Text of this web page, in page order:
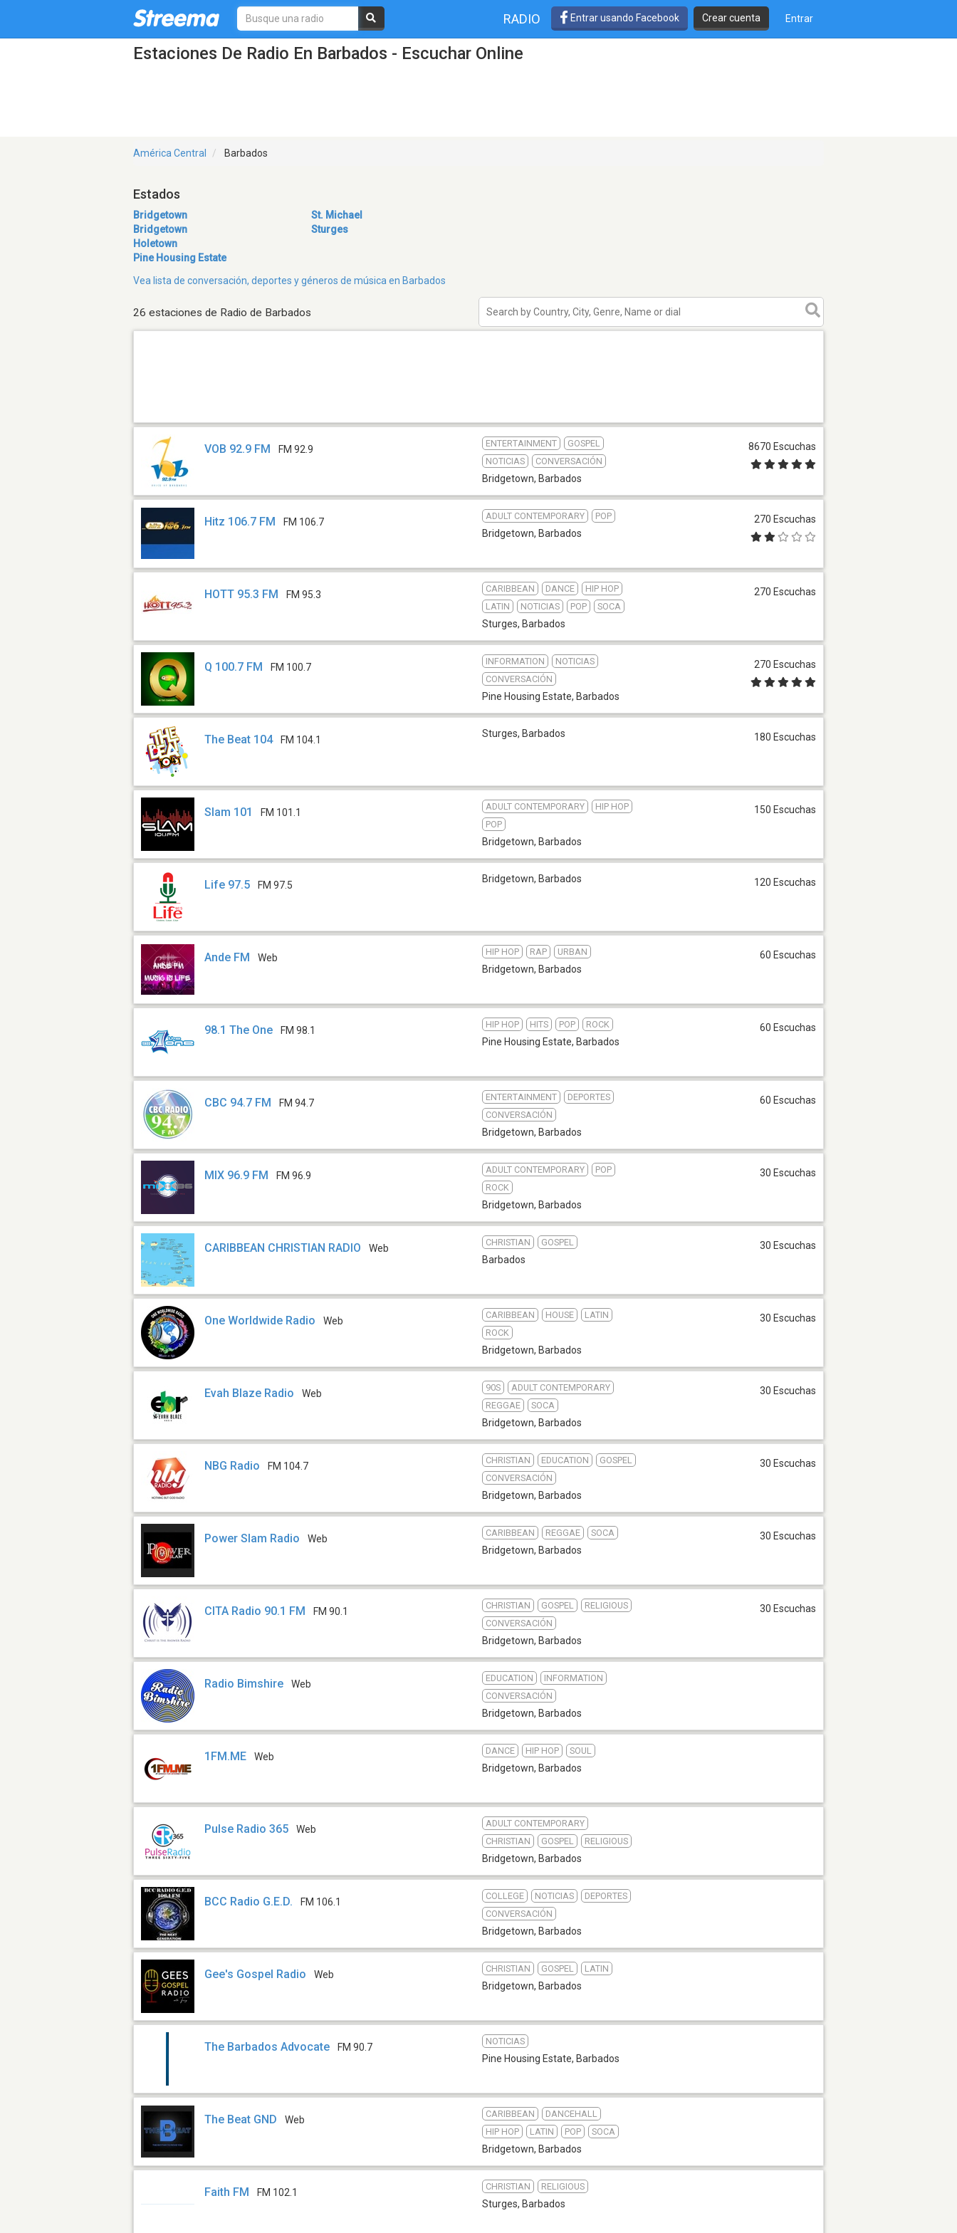
RADIO Entrar usando Facebook Crear cuenta Entrar
Estaciones De Radio En Barbados - Escuchar Online
América Central Barbados
Estados
Bridgetown
Bridgetown
Holetown
Pine Housing Estate
St. Michael
Sturges
Vea lista de conversación, deportes y géneros de música en Barbados
26 estaciones de Radio de Barbados
VOB 92.9 FM FM 92.9
ENTERTAINMENT
GOSPEL
NOTICIAS
CONVERSACIÓN
Bridgetown, Barbados
8670 Escuchas
Hitz 106.7 FM FM 106.7
ADULT CONTEMPORARY POP
Bridgetown, Barbados
270 Escuchas
HOTT 95.3 FM FM 95.3
CARIBBEAN DANCE
HIP HOP
LATIN
NOTICIAS POP SOCA
Sturges, Barbados
270 Escuchas
Q 100.7 FM FM 100.7
INFORMATION
NOTICIAS
CONVERSACIÓN
Pine Housing Estate, Barbados
270 Escuchas
The Beat 104 FM 104.1
Sturges, Barbados 180 Escuchas
Slam 101 FM 101.1
ADULT CONTEMPORARY
HIP HOP
POP
Bridgetown, Barbados
150 Escuchas
Life 97.5 FM 97.5
Bridgetown, Barbados 120 Escuchas
Ande FM Web
HIP HOP RAP URBAN
Bridgetown, Barbados
60 Escuchas
98.1 The One FM 98.1
HIP HOP HITS POP ROCK
Pine Housing Estate, Barbados
60 Escuchas
CBC 94.7 FM FM 94.7
ENTERTAINMENT
DEPORTES
CONVERSACIÓN
Bridgetown, Barbados
60 Escuchas
MIX 96.9 FM FM 96.9
ADULT CONTEMPORARY
POP
ROCK
Bridgetown, Barbados
30 Escuchas
CARIBBEAN CHRISTIAN RADIO Web
CHRISTIAN GOSPEL
Barbados
30 Escuchas
One Worldwide Radio Web
CARIBBEAN HOUSE
LATIN
ROCK
Bridgetown, Barbados
30 Escuchas
Evah Blaze Radio Web
90S
ADULT CONTEMPORARY
REGGAE
SOCA
Bridgetown, Barbados
30 Escuchas
NBG Radio FM 104.7
CHRISTIAN EDUCATION
GOSPEL
CONVERSACIÓN
Bridgetown, Barbados
30 Escuchas
Power Slam Radio Web
CARIBBEAN REGGAE SOCA
Bridgetown, Barbados
30 Escuchas
CITA Radio 90.1 FM FM 90.1
CHRISTIAN GOSPEL
RELIGIOUS
CONVERSACIÓN
Bridgetown, Barbados
30 Escuchas
Radio Bimshire Web
EDUCATION
INFORMATION
CONVERSACIÓN
Bridgetown, Barbados
1FM.ME Web
DANCE HIP HOP SOUL
Bridgetown, Barbados
Pulse Radio 365 Web
ADULT CONTEMPORARY
CHRISTIAN
GOSPEL RELIGIOUS
Bridgetown, Barbados
BCC Radio G.E.D. FM 106.1
COLLEGE NOTICIAS
DEPORTES
CONVERSACIÓN
Bridgetown, Barbados
Gee's Gospel Radio Web
CHRISTIAN GOSPEL LATIN
Bridgetown, Barbados
The Barbados Advocate FM 90.7
NOTICIAS
Pine Housing Estate, Barbados
The Beat GND Web
CARIBBEAN
DANCEHALL
HIP HOP
LATIN POP SOCA
Bridgetown, Barbados
Faith FM FM 102.1
CHRISTIAN RELIGIOUS
Sturges, Barbados